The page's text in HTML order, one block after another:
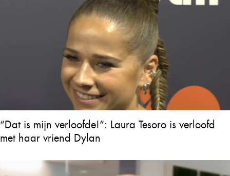
“Dat is mijn verloofde!”: Laura Tesoro is verloofd
met haar vriend Dylan